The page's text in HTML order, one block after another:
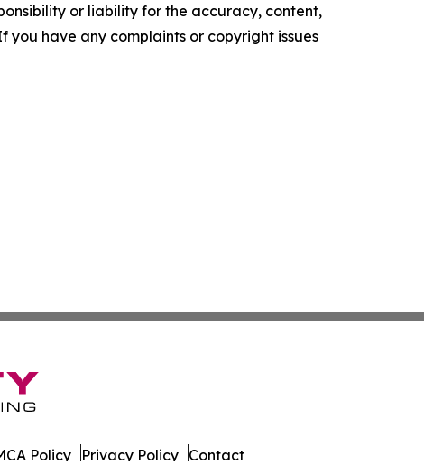
or liability for the accuracy, content,
you have any complaints or copyright issues
Policy Privacy Policy Contact